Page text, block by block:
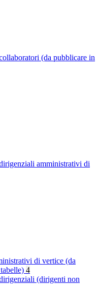
(da pubblicare in
amministrativi di
di vertice (da
4
(dirigenti non